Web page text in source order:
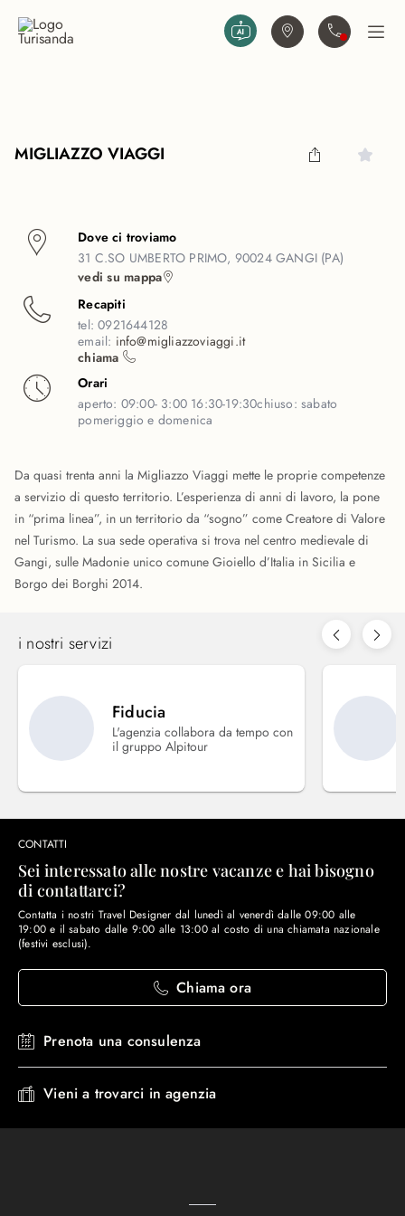
Trova agenziaContattaciApri
MIGLIAZZO VIAGGI
Dove ci troviamo
31 C.SO UMBERTO PRIMO, 90024 GANGI (PA)
vedi su mappa
Recapiti
tel:0921644128
email: info@migliazzoviaggi.it
chiama
Orari
aperto: 09:00- 3:00 16:30-19:30chiuso:sabato
pomeriggio e domenica
Da quasi trenta anni la Migliazzo Viaggi mette le proprie competenze
a servizio di questo territorio. L’esperienza di anni di lavoro, la pone
in “prima linea”, in un territorio da “sogno” come Creatore di Valore
nel Turismo. La sua sede operativa si trova nel centro medievale di
Gangi, sulle Madonie unico comune Gioiello d’Italia in Sicilia e
Borgo dei Borghi 2014.
i nostri servizi
Fiducia
L'agenzia collabora da tempo con
il gruppo Alpitour
CONTATTI
Sei interessato alle nostre vacanze e hai bisogno
di contattarci?
Contatta i nostri Travel Designer dal lunedì al venerdì dalle 09:00 alle
19:00 e il sabato dalle 9:00 alle 13:00 al costo di una chiamata nazionale
(festivi esclusi).
Chiama ora
Prenota una consulenza
Vieni a trovarci in agenzia